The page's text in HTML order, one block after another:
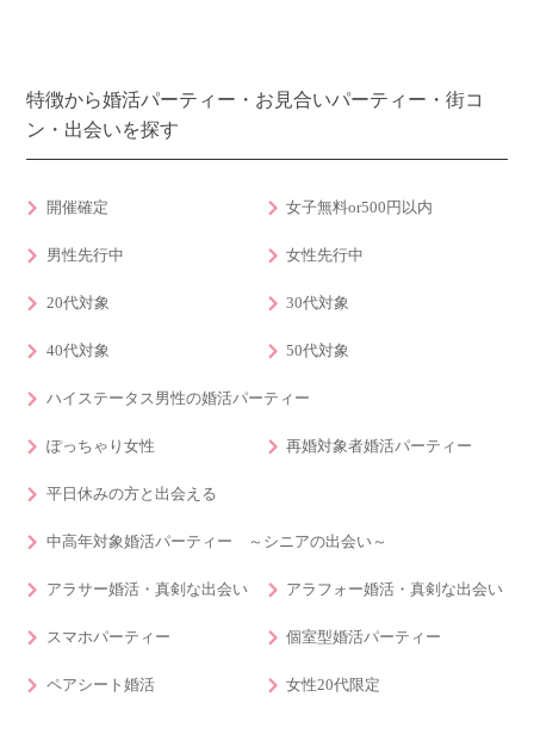
特徴から婚活パーティー・お見合いパーティー・街コ
ン・出会いを探す
開催確定 女子無料or500円以内
男性先行中 女性先行中
20代対象 30代対象
40代対象 50代対象
ハイステータス男性の婚活パーティー
ぽっちゃり女性 再婚対象者婚活パーティー
平日休みの方と出会える
中高年対象婚活パーティー ～シニアの出会い～
アラサー婚活・真剣な出会い アラフォー婚活・真剣な出会い
スマホパーティー 個室型婚活パーティー
ペアシート婚活 女性20代限定